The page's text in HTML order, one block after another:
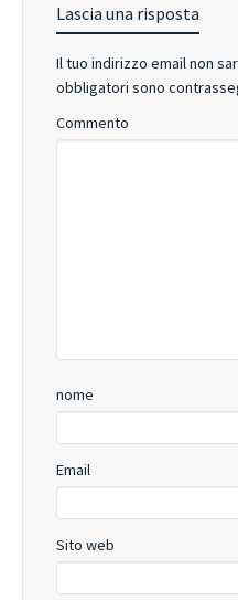
Lascia una risposta
Il tuo indirizzo email non
obbligatori sono
Commento
nome
Email
Sito web